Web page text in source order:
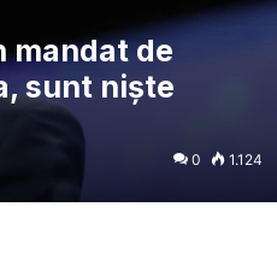
mandat de
sunt niște
0 1.124